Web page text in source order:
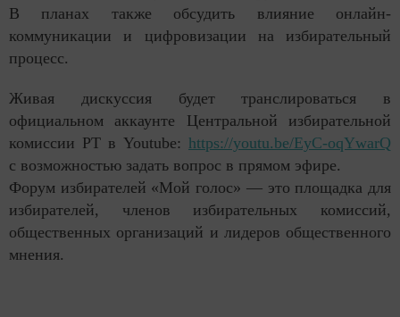
В планах также обсудить влияние онлайн-
коммуникации и цифровизации на избирательный
процесс.
Живая дискуссия будет транслироваться в
официальном аккаунте Центральной избирательной
комиссии РТ в Youtube: https://youtu.be/EyC-oqYwarQ
с возможностью задать вопрос в прямом эфире.
Форум избирателей «Мой голос» — это площадка для
избирателей, членов избирательных комиссий,
общественных организаций и лидеров общественного
мнения.